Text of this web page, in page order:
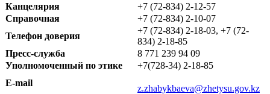
Канцелярия
+7 (72-834) 2-12-57
Справочная
+7 (72-834) 2-10-07
Телефон доверия
+7 (72-834) 2-18-03, +7 (72-
834) 2-18-85
Пресс-служба
8 771 239 94 09
Уполномоченный по этике
+7(728-34) 2-18-85
E-mail
z.zhabykbaeva@zhetysu.gov.kz